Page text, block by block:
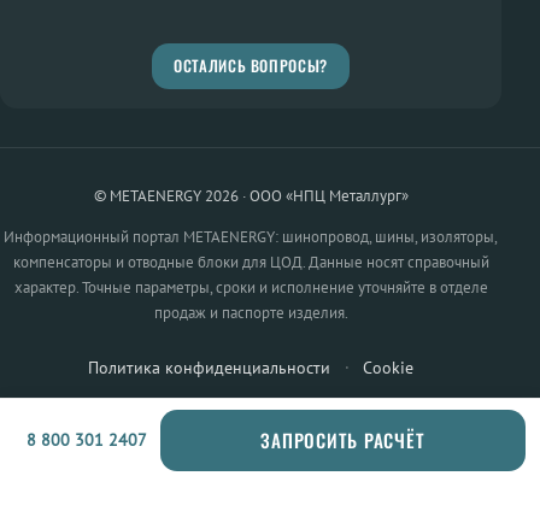
ОСТАЛИСЬ ВОПРОСЫ?
© METAENERGY 2026 · ООО «НПЦ Металлург»
Информационный портал METAENERGY: шинопровод, шины, изоляторы,
компенсаторы и отводные блоки для ЦОД. Данные носят справочный
характер. Точные параметры, сроки и исполнение уточняйте в отделе
продаж и паспорте изделия.
Политика конфиденциальности · Cookie
8 800 301 2407 ЗАПРОСИТЬ РАСЧЁТ